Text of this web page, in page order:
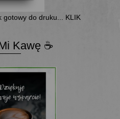
gotowy do druku... KLIK
Kawę ☕